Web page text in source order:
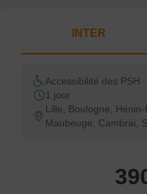
INTER
Accessibilité des PSH
1 jour
Lille, Boulogne,
Maubeuge, Cambrai,